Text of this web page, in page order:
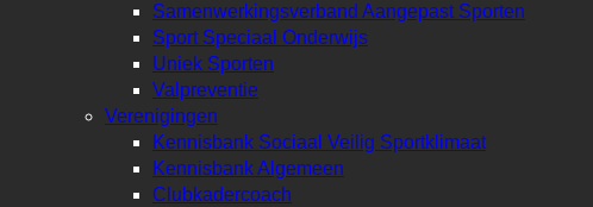
Samenwerkingsverband Aangepast Sporten
Sport Speciaal Onderwijs
Uniek Sporten
Valpreventie
Verenigingen
Kennisbank Sociaal Veilig Sportklimaat
Kennisbank Algemeen
Clubkadercoach